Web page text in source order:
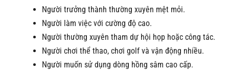
Người trưởng thành thường xuyên mệt mỏi.
Người làm việc với cường độ cao.
Người thường xuyên tham dự hội họp hoặc công tác.
Người chơi thể thao, chơi golf và vận động nhiều.
Người muốn sử dụng dòng hồng sâm cao cấp.